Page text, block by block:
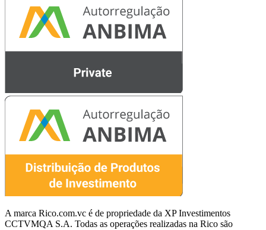
A marca Rico.com.vc é de propriedade da XP Investimentos
CCTVMQA S.A. Todas as operações realizadas na Rico são